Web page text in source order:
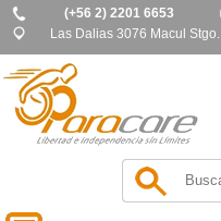
(+56 2) 2201 6653
Las Dalias 3076 Macul Stgo.